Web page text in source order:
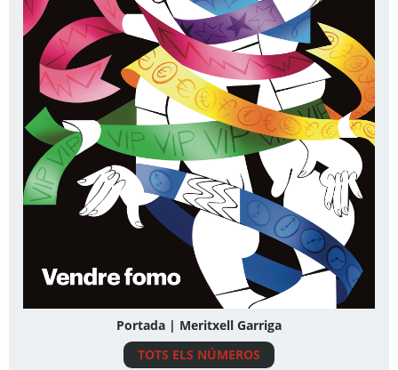
Portada | Meritxell Garriga
TOTS ELS NÚMEROS